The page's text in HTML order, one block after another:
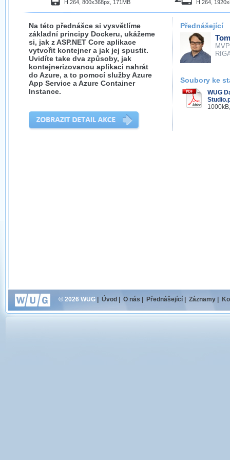
H.264, 800x368px, 171MB H.264,
Na této přednášce si vysvětlíme
základní principy Dockeru, ukážeme
si, jak z ASP.NET Core aplikace
vytvořit kontejner a jak jej spustit.
Uvidíte take dva způsoby, jak
kontejnerizovanou aplikaci nahrát
do Azure, a to pomocí služby Azure
App Service a Azure Container
Instance.
Přednášející
MVP
Soubory ke
WUG
© 2026 WUG Úvod O nás Přednášející Záznamy